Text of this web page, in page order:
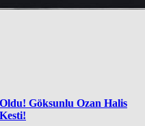
Oldu! Göksunlu Ozan Halis